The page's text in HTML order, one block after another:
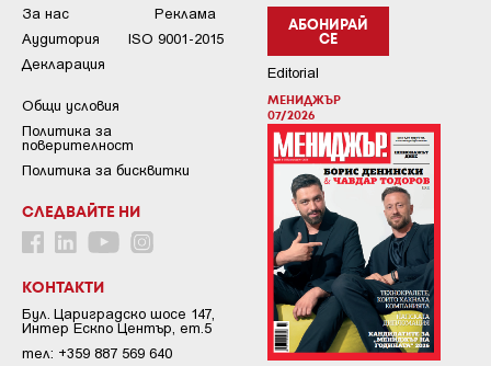
АБОНИРАЙ
СЕ
Editorial
МЕНИДЖЪР
07/2026
За нас
Реклама
Аудитория
ISO 9001-2015
Декларация
Общи условия
Пoлитикa зa
пoвepитeлнocт
Политика за бисквитки
СЛЕДВАЙТЕ НИ
КОНТАКТИ
Бул. Цариградско шосе 147,
Интер Ескпо Център, ет.5
тел: +359 887 569 640